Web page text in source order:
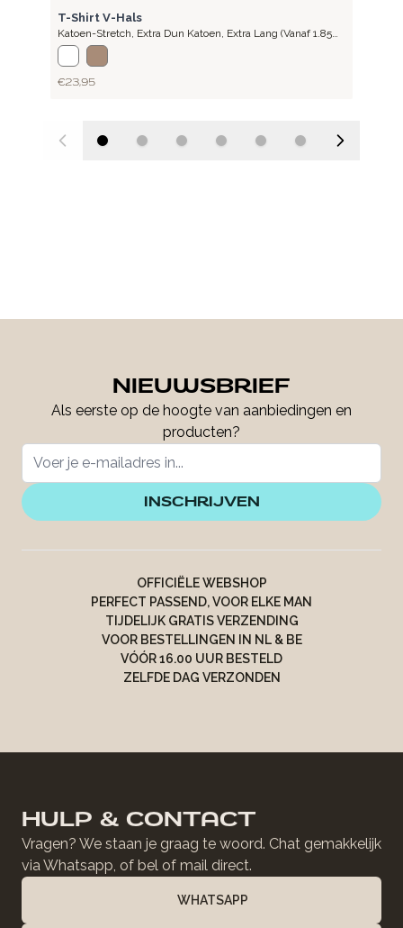
LITE
T-Shirt V-Hals
Katoen-Stretch, Extra Dun Katoen, Extra Lang (vanaf 1.85
Meter)
€ 23,95
NIEUWSBRIEF
Als eerste op de hoogte van aanbiedingen en
producten?
INSCHRIJVEN
OFFICIËLE WEBSHOP
PERFECT PASSEND, VOOR ELKE MAN
TIJDELIJK GRATIS VERZENDING
VOOR BESTELLINGEN IN NL & BE
VÓÓR 16.00 UUR BESTELD
ZELFDE DAG VERZONDEN
HULP & CONTACT
Vragen? We staan je graag te woord. Chat gemakkelijk
via Whatsapp, of bel of mail direct.
WHATSAPP